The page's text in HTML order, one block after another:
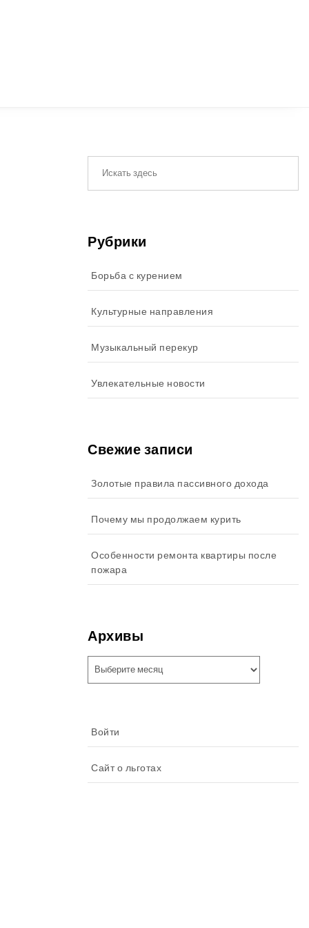
Рубрики
Борьба с курением
Культурные направления
Музыкальный перекур
Увлекательные новости
Свежие записи
Золотые правила пассивного дохода
Почему мы продолжаем курить
Особенности ремонта квартиры после
пожара
Архивы
Войти
Сайт о льготах